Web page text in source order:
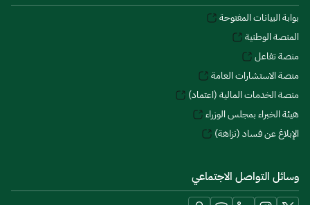
بوابة البيانات المفتوحة
المنصة الوطنية
منصة تفاعل
منصة الاستشارات العامة
منصة الخدمات المالية (اعتماد)
هيئة الخبراء بمجلس الوزراء
الإبلاغ عن فساد (نزاهة)
وسائل التواصل الاجتماعي